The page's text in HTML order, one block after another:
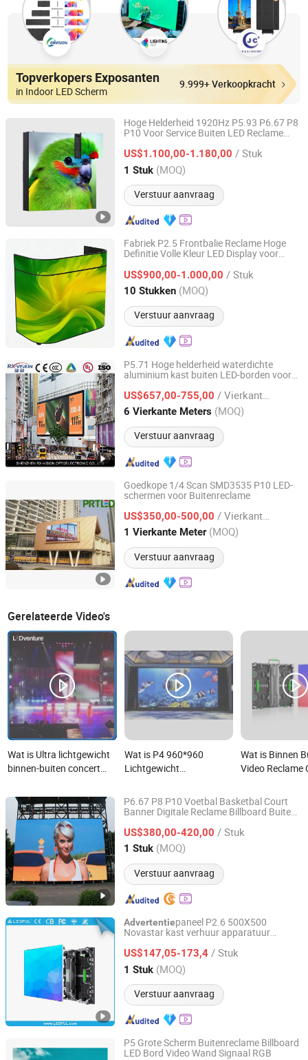
Topverkopers Exposanten
in Indoor LED Scherm
9.999+ Verkoopkracht
Hoge Helderheid 1920Hz P5.93 P6.67 P8
P10 Voor Service Buiten LED Reclame
Tvs
US$1.100,00-1.180,00 / Stuk
1 Stuk (MOQ)
Verstuur aanvraag
Shenzhen Jingcan Opto-Tec Co., Ltd.
Guangdong, China Sinds 2020
Fabriek P2.5 Frontbalie Reclame Hoge
Definitie Volle Kleur LED Display voor
1000CD
US$900,00-1.000,00 / Stuk
10 Stukken (MOQ)
Verstuur aanvraag
Guangzhou Kongyue Technology Co., Ltd
Guangdong, China Sinds 2026
P5.71 Hoge helderheid waterdichte
aluminium kast buiten LED-borden voor
US$657,00-755,00 / Vierkante Meter
6 Vierkante Meters (MOQ)
Verstuur aanvraag
Shenzhen Rx-Vision Optoelectronic Co., Ltd.
Guangdong, China Sinds 2022
Goedkope 1/4 Scan SMD3535 P10 LED-
schermen voor Buitenreclame
US$350,00-500,00 / Vierkante Meter
1 Vierkante Meter (MOQ)
Verstuur aanvraag
PRT Optoelectronic Co., Ltd.
Guangdong, China Sinds 2014
Gerelateerde Video's
Wat is Ultra lichtgewicht
binnen-buiten concert
display schermen LED
Wat is P4 960*960
Lichtgewicht
Groothandel
Advertentiebord LED
Kleur LED Scherm
Wat is Binnen
Video Reclame
Display
P6.67 P8 P10 Voetbal Basketbal Court
Banner Digitale Reclame Billboard Buiten
US$380,00-420,00 / Stuk
1 Stuk (MOQ)
Verstuur aanvraag
Shenzhen Noveled Technology Co., Ltd.
Guangdong, China Sinds 2010
Advertentiepaneel P2.6 500X500
Novastar kast verhuur apparatuur
P2.6
US$147,05-173,4 / Stuk
1 Stuk (MOQ)
Verstuur aanvraag
Shenzhen Ledful Electronics Co., Ltd.
Guangdong, China Sinds 2019
P5 Grote Scherm Buitenreclame Billboard
LED Bord Video Wand Signaal RGB